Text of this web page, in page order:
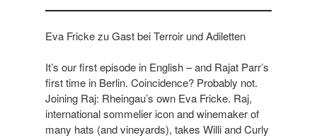
Eva Fricke zu Gast bei Terroir und Adiletten
It’s our first episode in English – and Rajat Parr’s
first time in Berlin. Coincidence? Probably not.
Joining Raj: Rheingau’s own Eva Fricke. Raj,
international sommelier icon and winemaker of
many hats (and vineyards), takes Willi and Curly